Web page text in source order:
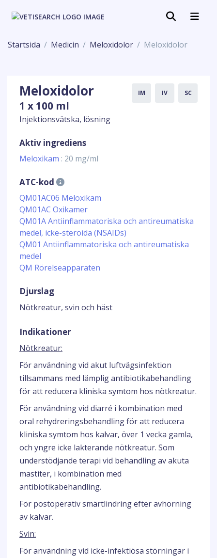
Startsida Medicin Meloxidolor Meloxidolor
Meloxidolor
1 x 100 ml
Injektionsvätska, lösning
IM IV SC
Aktiv ingrediens
Meloxikam : 20 mg/ml
ATC-kod
QM01AC06 Meloxikam
QM01AC Oxikamer
QM01A Antiinflammatoriska och antireumatiska
medel, icke-steroida (NSAIDs)
QM01 Antiinflammatoriska och antireumatiska
medel
QM Rörelseapparaten
Djurslag
Nötkreatur, svin och häst
Indikationer
Nötkreatur:
För användning vid akut luftvägsinfektion
tillsammans med lämplig antibiotikabehandling
för att reducera kliniska symtom hos nötkreatur.
För användning vid diarré i kombination med
oral rehydreringsbehandling för att reducera
kliniska symtom hos kalvar, över 1 vecka gamla,
och yngre icke lakterande nötkreatur. Som
understödjande terapi vid behandling av akuta
mastiter, i kombination med
antibiotikabehandling.
För postoperativ smärtlindring efter avhorning
av kalvar.
Svin:
För användning vid icke-infektiösa störningar i